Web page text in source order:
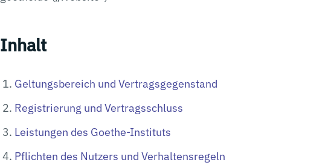
Inhalt
Geltungsbereich und Vertragsgegenstand
Registrierung und Vertragsschluss
Leistungen des Goethe-Instituts
Pflichten des Nutzers und Verhaltensregeln